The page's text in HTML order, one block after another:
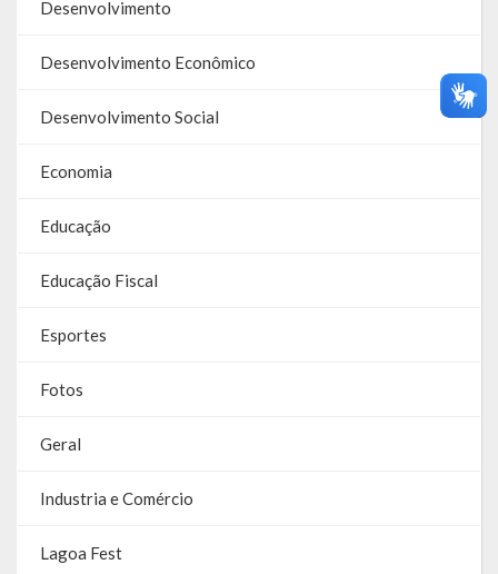
Webmail
Desenvolvimento
Desenvolvimento Econômico
Desenvolvimento Social
Economia
Educação
Educação Fiscal
Esportes
Fotos
Geral
Industria e Comércio
Lagoa Fest